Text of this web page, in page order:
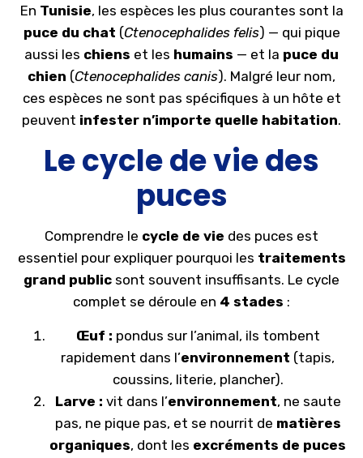
En Tunisie, les espèces les plus courantes sont la
puce du chat (Ctenocephalides felis) — qui pique
aussi les chiens et les humains — et la puce du
chien (Ctenocephalides canis). Malgré leur nom,
ces espèces ne sont pas spécifiques à un hôte et
peuvent infester n’importe quelle habitation.
Le cycle de vie des
puces
Comprendre le cycle de vie des puces est
essentiel pour expliquer pourquoi les traitements
grand public sont souvent insuffisants. Le cycle
complet se déroule en 4 stades :
Œuf : pondus sur l’animal, ils tombent
rapidement dans l’environnement (tapis,
coussins, literie, plancher).
Larve : vit dans l’environnement, ne saute
pas, ne pique pas, et se nourrit de matières
organiques, dont les excréments de puces